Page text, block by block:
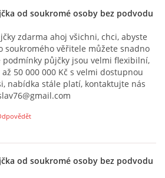
od soukromé osoby bez podvodu
zdarma ahoj všichni, chci, abyste
soukromého věřitele můžete snadno
podmínky půjčky jsou velmi flexibilní,
50 000 000 Kč s velmi dostupnou
nabídka stále platí, kontaktujte nás
od soukromé osoby bez podvodu